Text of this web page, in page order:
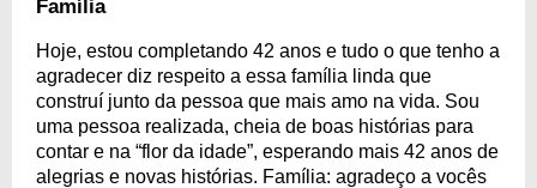
Família
Hoje, estou completando 42 anos e tudo o que tenho a
agradecer diz respeito a essa família linda que
construí junto da pessoa que mais amo na vida. Sou
uma pessoa realizada, cheia de boas histórias para
contar e na “flor da idade”, esperando mais 42 anos de
alegrias e novas histórias. Família: agradeço a vocês